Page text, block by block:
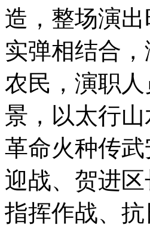
造，整场演
实弹相结合
农民，演职
景，以太行
革命火种传
迎战、贺进
指挥作战、